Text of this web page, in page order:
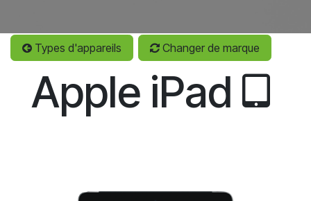
Types d'appareils Changer de marque
Apple iPad